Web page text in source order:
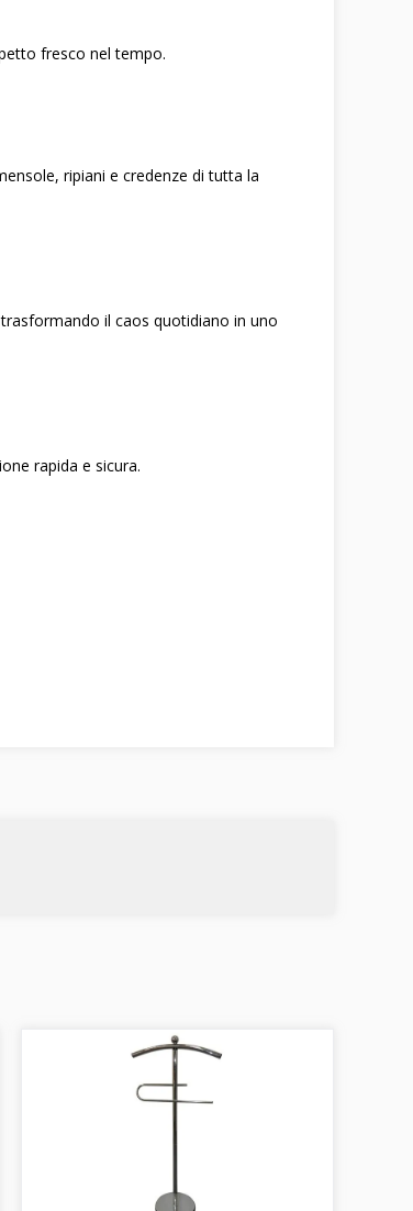
fresco nel tempo.
ripiani e credenze di tutta la
il caos quotidiano in uno
rapida e sicura.